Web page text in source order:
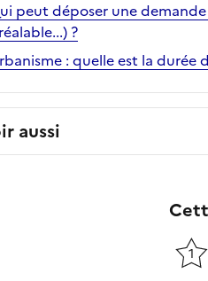
peut déposer une
?
: quelle est la
aussi
1